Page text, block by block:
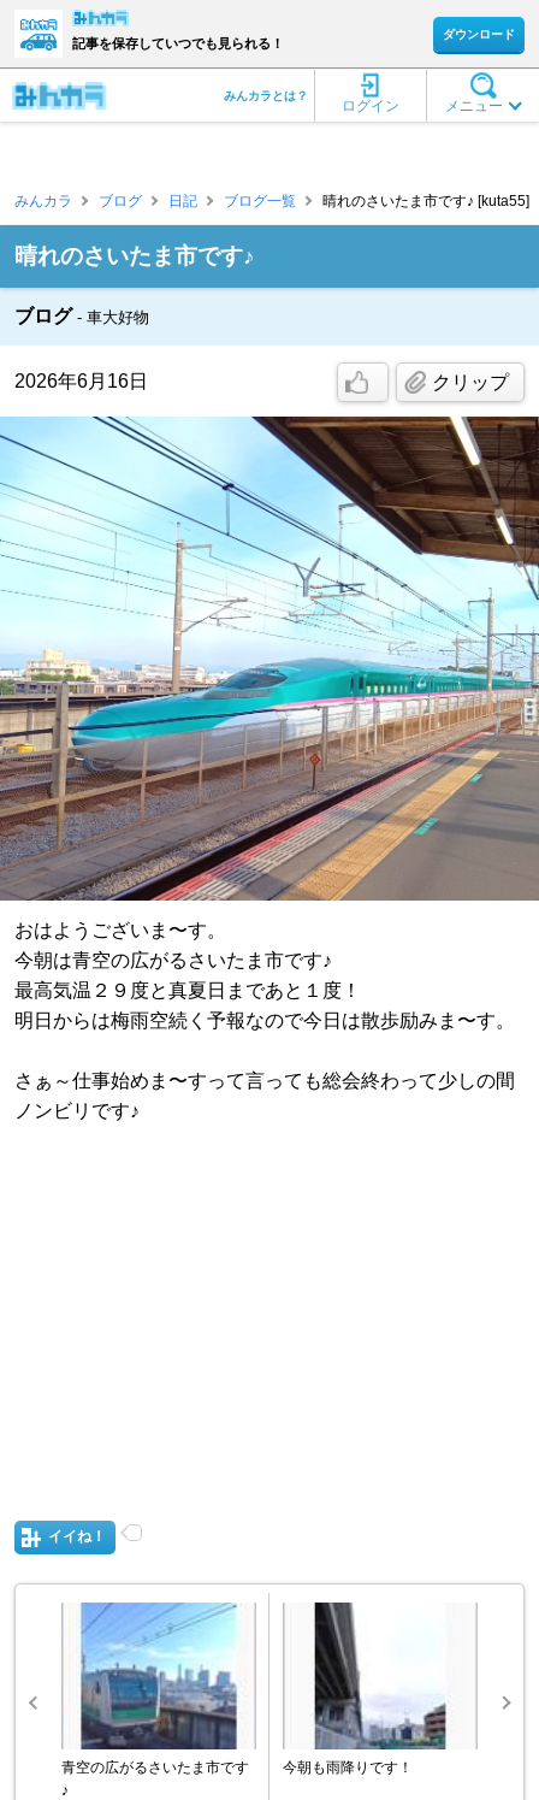
記事を保存していつでも見られる！
ダウンロード
メニュー
ログイン
みんカラとは？
みんカラ ブログ 日記 ブログ一覧 晴れのさいたま市です♪ [kuta55]
晴れのさいたま市です♪
ブログ 車大好物
2026年6月16日 クリップ
おはようございま〜す。
今朝は青空の広がるさいたま市です♪
最高気温２９度と真夏日まであと１度！
明日からは梅雨空続く予報なので今日は散歩励みま〜す。
さぁ～仕事始めま〜すって言っても総会終わって少しの間
ノンビリです♪
イイね！
青空の広がるさいたま市です
♪
今朝も雨降りです！